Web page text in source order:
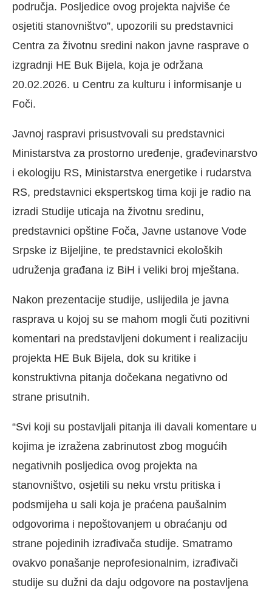
područja. Posljedice ovog projekta najviše će
osjetiti stanovništvo”, upozorili su predstavnici
Centra za životnu sredini nakon javne rasprave o
izgradnji HE Buk Bijela, koja je održana
20.02.2026. u Centru za kulturu i informisanje u
Foči.
Javnoj raspravi prisustvovali su predstavnici
Ministarstva za prostorno uređenje, građevinarstvo
i ekologiju RS, Ministarstva energetike i rudarstva
RS, predstavnici ekspertskog tima koji je radio na
izradi Studije uticaja na životnu sredinu,
predstavnici opštine Foča, Javne ustanove Vode
Srpske iz Bijeljine, te predstavnici ekoloških
udruženja građana iz BiH i veliki broj mještana.
Nakon prezentacije studije, uslijedila je javna
rasprava u kojoj su se mahom mogli čuti pozitivni
komentari na predstavljeni dokument i realizaciju
projekta HE Buk Bijela, dok su kritike i
konstruktivna pitanja dočekana negativno od
strane prisutnih.
“Svi koji su postavljali pitanja ili davali komentare u
kojima je izražena zabrinutost zbog mogućih
negativnih posljedica ovog projekta na
stanovništvo, osjetili su neku vrstu pritiska i
podsmijeha u sali koja je praćena paušalnim
odgovorima i nepoštovanjem u obraćanju od
strane pojedinih izrađivača studije. Smatramo
ovakvo ponašanje neprofesionalnim, izrađivači
studije su dužni da daju odgovore na postavljena